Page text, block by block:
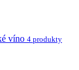
víno 4 produkty